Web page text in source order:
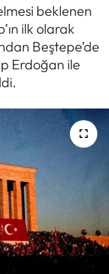
beklenen
ilk olarak
Beştepe’de
Erdoğan ile